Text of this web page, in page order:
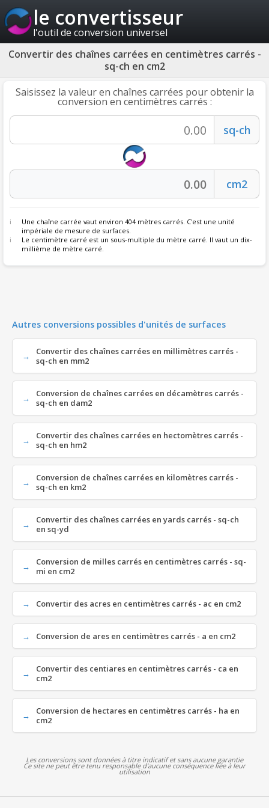
le convertisseur
l'outil de conversion universel
Convertir des chaînes carrées en centimètres carrés -
sq-ch en cm2
Saisissez la valeur en chaînes carrées pour obtenir la
conversion en centimètres carrés :
Une chaîne carrée vaut environ 404 mètres carrés. C'est une unité
impériale de mesure de surfaces.
Le centimètre carré est un sous-multiple du mètre carré. Il vaut un dix-
millième de mètre carré.
Autres conversions possibles d'unités de surfaces
Convertir des chaînes carrées en millimètres carrés -
sq-ch en mm2
Conversion de chaînes carrées en décamètres carrés -
sq-ch en dam2
Convertir des chaînes carrées en hectomètres carrés -
sq-ch en hm2
Conversion de chaînes carrées en kilomètres carrés -
sq-ch en km2
Convertir des chaînes carrées en yards carrés - sq-ch
en sq-yd
Conversion de milles carrés en centimètres carrés - sq-
mi en cm2
Convertir des acres en centimètres carrés - ac en cm2
Conversion de ares en centimètres carrés - a en cm2
Convertir des centiares en centimètres carrés - ca en
cm2
Conversion de hectares en centimètres carrés - ha en
cm2
Les conversions sont données à titre indicatif et sans aucune garantie
Ce site ne peut être tenu responsable d'aucune conséquence liée à leur
utilisation